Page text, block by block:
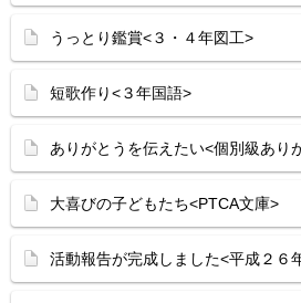
うっとり鑑賞<３・４年図工>
短歌作り<３年国語>
ありがとうを伝えたい<個別級あり
大喜びの子どもたち<PTCA文庫>
活動報告が完成しました<平成２６